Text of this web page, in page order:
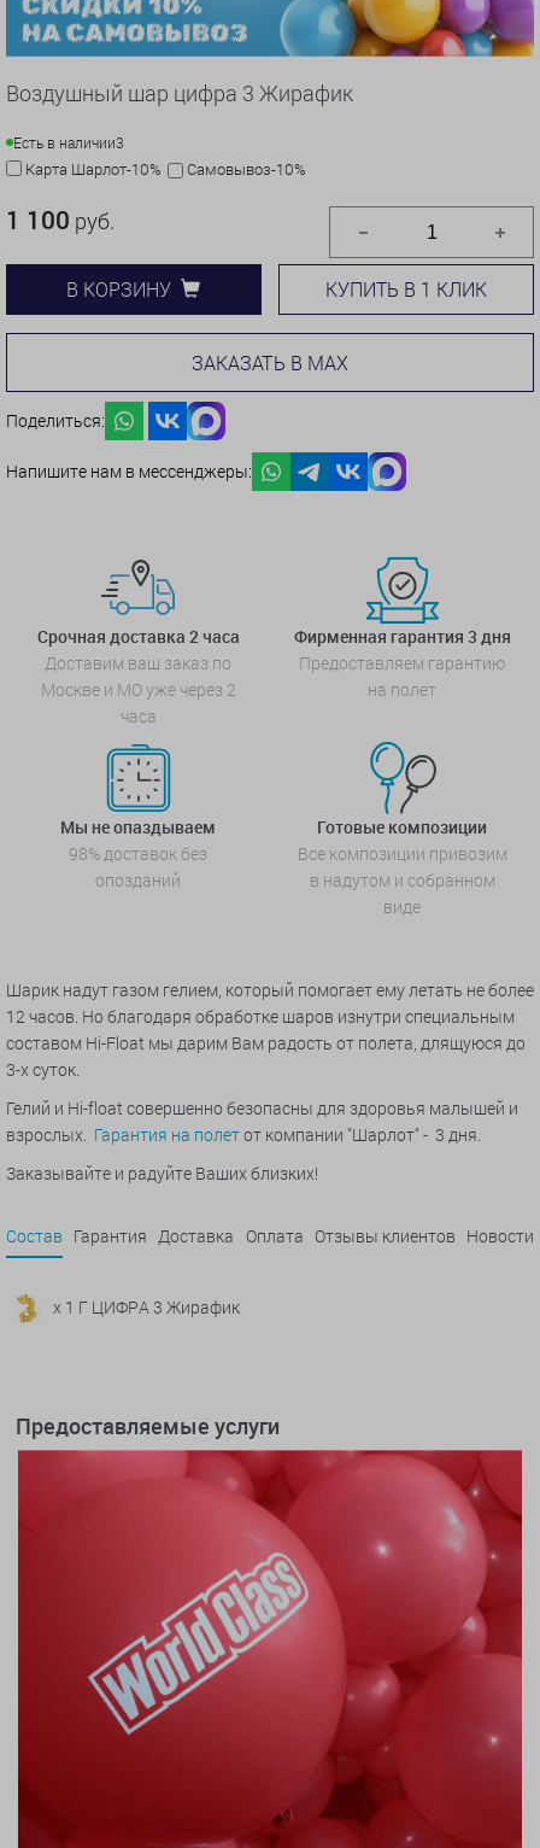
Воздушный шар цифра 3 Жирафик
Есть в наличии3
Карта Шарлот-10% Самовывоз-10%
1 100 руб.
В КОРЗИНУ КУПИТЬ В 1 КЛИК
ЗАКАЗАТЬ В MAX
Поделиться:
Напишите нам в мессенджеры:
Срочная доставка 2 часа
Доставим ваш заказ по
Москве и МО уже через 2
часа
Фирменная гарантия 3 дня
Предоставляем гарантию
на полет
Мы не опаздываем
98% доставок без
опозданий
Готовые композиции
Все композиции привозим
в надутом и собранном
виде
Шарик надут газом гелием, который помогает ему летать не более
12 часов. Но благодаря обработке шаров изнутри специальным
составом Hi-Float мы дарим Вам радость от полета, длящуюся до
3-х суток.
Гелий и Hi-float совершенно безопасны для здоровья малышей и
взрослых. Гарантия на полетот компании "Шарлот" - 3 дня.
Заказывайте и радуйте Ваших близких!
Состав Гарантия Доставка Оплата Отзывы клиентов Новости
x 1 Г ЦИФРА 3 Жирафик
Предоставляемые услуги